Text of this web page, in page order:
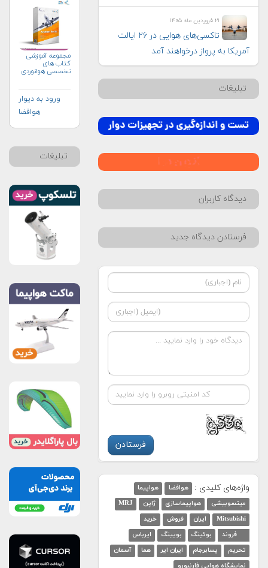
۲۱ فروردین ماه ۱۴۰۵
تاکسی‌های هوایی در ۲۶ ایالت
آمریکا به پرواز درخواهند آمد
تبلیغات
دیدگاه کاربران
فرستادن دیدگاه جدید
واژه‌های کلیدی : هوافضا
هواپیما
میتسوبیشی
هواپیماسازی ژاپن
MRJ
Mitsubishi
ایران فروش
خرید
بوئینگ بویینگ
ایرباس
تحریم
پسابرجام ایران ایر هما
آسمان
مجموعه آموزشی
کتاب های
تخصصی هوانوردی
ورود به دیوار
هوافضا
تبلیغات